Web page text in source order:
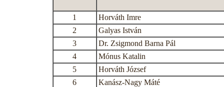
1
Horváth Imre
2
Galyas István
3
Dr. Zsigmond Barna Pál
4
Mónus Katalin
5
Horváth József
6
Kanász-Nagy Máté